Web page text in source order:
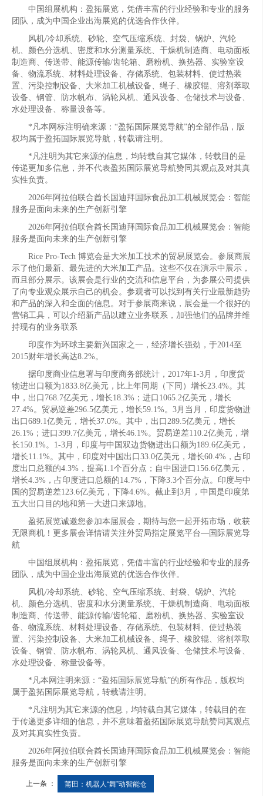
中国组展机构：盈拓展览，凭借丰富的行业经验和专业的服务
团队，成为中国企业出海展览的优选合作伙伴。
风机/冷却系统、砂轮、空气压缩系统、封袋、锅炉、汽轮
机、颜色分选机、密度和水分测量系统、干燥机制造商、电动面板
制造商、传送带、能源传输/齿轮箱、磨粉机、换热器、实验室设
备、物流系统、材料处理设备、存储系统、包装材料、使过热装
置、污染控制设备、大米加工机械设备、绳子、橡胶辊、溶剂萃取
设备、钢管、防水帆布、涡轮风机、通风设备、仓储技术与设备、
水处理设备、称量设备等。
*凡本网标注明确来源：“盈拓国际展览导航”的全部作品，版
权均属于盈拓国际展览导航，转载请注明。
*凡注明为其它来源的信息，均转载自其它媒体，转载目的是
传递更加多信息，并不代表盈拓国际展览导航赞同其观点及对其真
实性负责。
2026年阿拉伯联合酋长国迪拜国际食品加工机械展览会：智能
服务是面向未来的生产创新引擎
2026年阿拉伯联合酋长国迪拜国际食品加工机械展览会：智能
服务是面向未来的生产创新引擎
Rice Pro-Tech 博览会是大米加工技术的贸易展览会。参展商展
示了他们最新、最先进的大米加工产品。这些不仅在演示中展示，
而且部分展示。该展会是行业的交流和信息平台，为参展公司提供
了向专业观众展示自己的机会。参观者可以找到有关行业最新趋势
和产品的深入和全面的信息。对于参展商来说，展会是一个很好的
营销工具，可以介绍新产品以建立业务联系，加强他们的品牌并维
持现有的业务联系
印度作为环球主要新兴国家之一，经济增长强劲，于2014至
2015财年增长高达8.2%。
据印度商业信息署与印度商务部统计，2017年1-3月，印度货
物进出口额为1833.8亿美元，比上年同期（下同）增长23.4%。其
中，出口768.7亿美元，增长18.3%；进口1065.2亿美元，增长
27.4%。贸易逆差296.5亿美元，增长59.1%。3月当月，印度货物进
出口689.1亿美元，增长37.0%。其中，出口289.5亿美元，增长
26.1%；进口399.7亿美元，增长46.1%。贸易逆差110.2亿美元，增
长150.1%。1-3月，印度与中国双边货物进出口额为189.6亿美元，
增长11.1%。其中，印度对中国出口33.0亿美元，增长60.4%，占印
度出口总额的4.3%，提高1.1个百分点；自中国进口156.6亿美元，
增长4.3%，占印度进口总额的14.7%，下降3.3个百分点。印度与中
国的贸易逆差123.6亿美元，下降4.6%。截止到3月，中国是印度第
五大出口目的地和第一大进口来源地。
盈拓展览诚邀您参加本届展会，期待与您一起开拓市场，收获
无限商机！更多展会详情请关注外贸局指定展览平台—国际展览导
航
中国组展机构：盈拓展览，凭借丰富的行业经验和专业的服务
团队，成为中国企业出海展览的优选合作伙伴。
风机/冷却系统、砂轮、空气压缩系统、封袋、锅炉、汽轮
机、颜色分选机、密度和水分测量系统、干燥机制造商、电动面板
制造商、传送带、能源传输/齿轮箱、磨粉机、换热器、实验室设
备、物流系统、材料处理设备、存储系统、包装材料、使过热装
置、污染控制设备、大米加工机械设备、绳子、橡胶辊、溶剂萃取
设备、钢管、防水帆布、涡轮风机、通风设备、仓储技术与设备、
水处理设备、称量设备等。
*凡本网注明来源：“盈拓国际展览导航”的所有作品，版权均
属于盈拓国际展览导航，转载请注明。
*凡注明为其它来源的信息，均转载自其它媒体，转载目的在
于传递更多详细的信息，并不意味着盈拓国际展览导航赞同其观点
及对其真实性负责。
2026年阿拉伯联合酋长国迪拜国际食品加工机械展览会：智能
服务是面向未来的生产创新引擎
上一条 ： 莆田：机器人“舞”动智能仓